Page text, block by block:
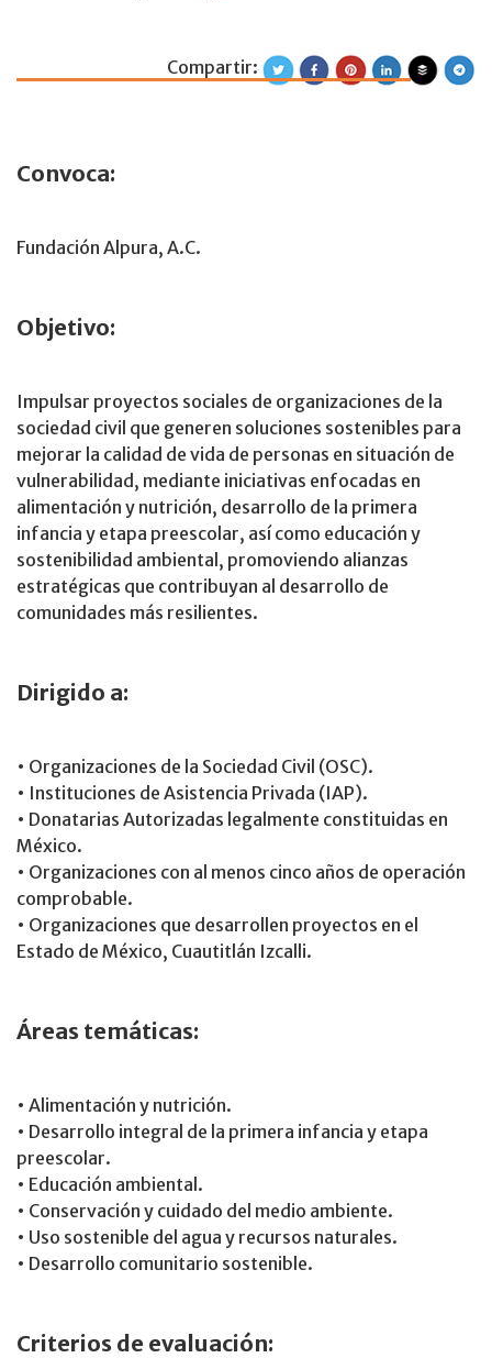
Convocatoria de
Compartir:
Convoca:
Fundación Alpura, A.C.
Objetivo:
Impulsar proyectos sociales de organizaciones de la
sociedad civil que generen soluciones sostenibles para
mejorar la calidad de vida de personas en situación de
vulnerabilidad, mediante iniciativas enfocadas en
alimentación y nutrición, desarrollo de la primera
infancia y etapa preescolar, así como educación y
sostenibilidad ambiental, promoviendo alianzas
estratégicas que contribuyan al desarrollo de
comunidades más resilientes.
Dirigido a:
• Organizaciones de la Sociedad Civil (OSC).
• Instituciones de Asistencia Privada (IAP).
• Donatarias Autorizadas legalmente constituidas en
México.
• Organizaciones con al menos cinco años de operación
comprobable.
• Organizaciones que desarrollen proyectos en el
Estado de México, Cuautitlán Izcalli.
Áreas temáticas:
• Alimentación y nutrición.
• Desarrollo integral de la primera infancia y etapa
preescolar.
• Educación ambiental.
• Conservación y cuidado del medio ambiente.
• Uso sostenible del agua y recursos naturales.
• Desarrollo comunitario sostenible.
Criterios de evaluación: